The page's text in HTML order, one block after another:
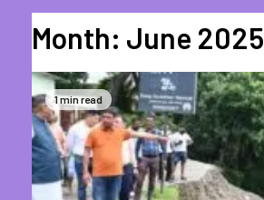
Month: June 2025
1 min read